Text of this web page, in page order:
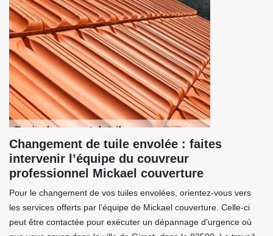
Changement de tuile envolée : faites
intervenir l’équipe du couvreur
professionnel Mickael couverture
Pour le changement de vos tuiles envolées, orientez-vous vers
les services offerts par l’équipe de Mickael couverture. Celle-ci
peut être contactée pour exécuter un dépannage d’urgence où